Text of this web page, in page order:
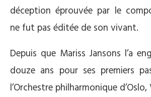
déception éprouvée par le
ne fut pas éditée de son vivant.
Depuis que Mariss Jansons l’a
douze ans pour ses premiers
l’Orchestre philharmonique d’Oslo,